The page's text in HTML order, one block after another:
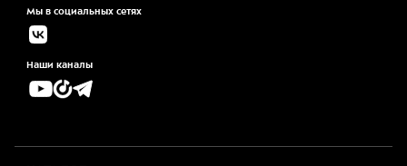
Мы в социальных сетях
Наши каналы